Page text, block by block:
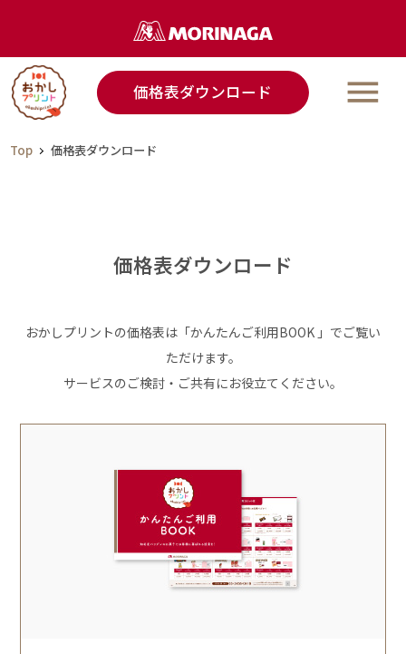
ラインアップ
ご利用事例
ご利用事例発信
お見積り・お問い合わせ
価格表ダウンロード
価格表ダウンロード
Top 価格表ダウンロード
価格表ダウンロード
おかしプリントの価格表は「かんたんご利⽤BOOK 」でご覧い
ただけます。
サービスのご検討・ご共有にお役⽴てください。